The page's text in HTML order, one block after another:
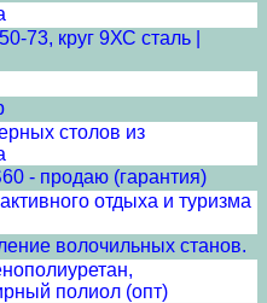
73, круг 9ХС сталь |
столов из
- продаю (гарантия)
отдыха и туризма
волочильных станов.
полиол (опт)